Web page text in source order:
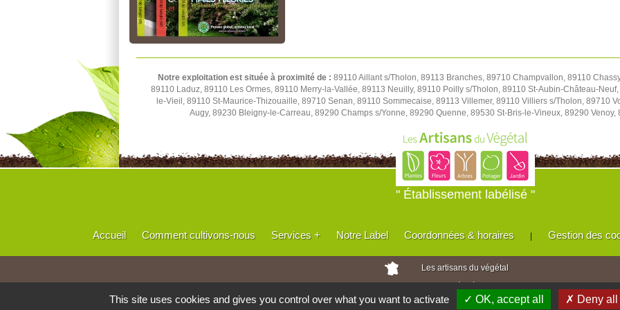
Notre exploitation est située à proximité de : 89110 Aillant s/Tholon, 89113 Branches, 89710 Champvallon, 89110
89110 Laduz, 89110 Les Ormes, 89110 Merry-la-Vallée, 89113 Neuilly, 89110 Poilly s/Tholon, 89110 St-Aubin-Château-
le-Vieil, 89110 St-Maurice-Thizouaille, 89710 Senan, 89110 Sommecaise, 89113 Villemer, 89110 Villiers s/Tholon, 89710
Augy, 89230 Bleigny-le-Carreau, 89290 Champs s/Yonne, 89290 Quenne, 89530 St-Bris-le-Vineux, 89290 Venoy,
" Établissement labélisé "
Accueil Comment cultivons-nous Services + Notre Label Coordonnées & horaires | Gestion des
Les artisans du végétal
Horticulteurs et pépinièristes de France
This site uses cookies and gives you control over what you want to activate ✓ OK, accept all ✗ Deny all